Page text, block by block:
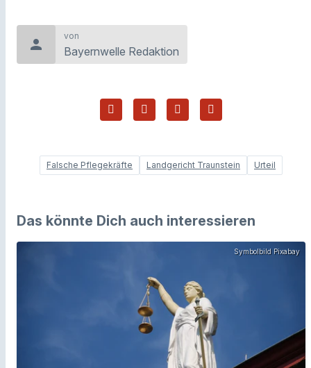
person
von
Bayernwelle Redaktion
Falsche Pflegekräfte Landgericht Traunstein Urteil
Das könnte Dich auch interessieren
Symbolbild Pixabay